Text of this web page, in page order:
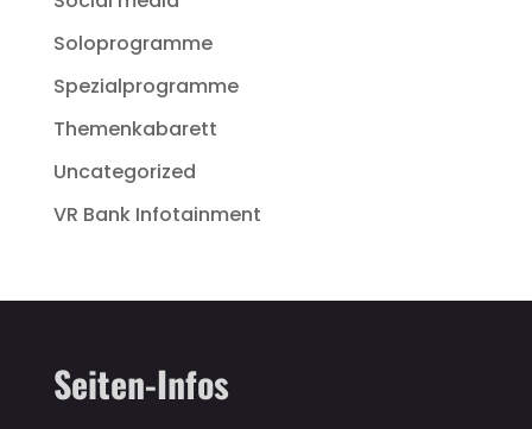
Soloprogramme
Spezialprogramme
Themenkabarett
Uncategorized
VR Bank Infotainment
Seiten-Infos